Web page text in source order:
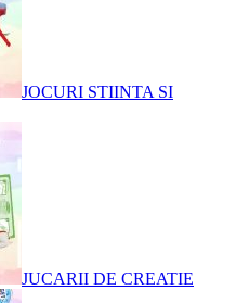
JOCURI STIINTA SI
JUCARII DE CREATIE